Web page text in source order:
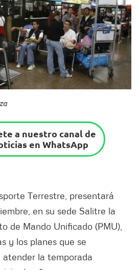
a nuestro canal de
en WhatsApp
Terrestre, presentará
en su sede Salitre la
de Mando Unificado (PMU),
y los planes que se
la temporada